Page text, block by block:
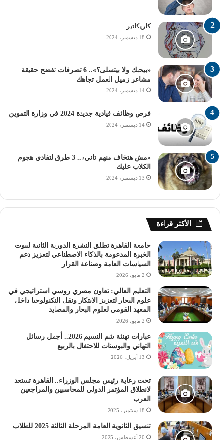
تنظيم الجداول الزمنية
صفوف النقل طلاب الثانوية العامة 2024
كليات المرحلة الثالثة
مجموعات الدعم المدرسي
موعد تسجيل الرغبات
كاريكاتير
18 ديسمبر، 2024
«بيحبك ولا بيتسلى؟».. 6 تصرفات تفضح حقيقة
مشاعر زميل العمل تجاهك
14 ديسمبر، 2024
فرص وظائف قيادية جديدة 2024 في وزارة التموين
14 ديسمبر، 2024
«مش هتخاف منهم تاني».. 3 طرق لتفادي هجوم
الكلاب عليك
13 ديسمبر، 2024
الأكثر قراءة
جامعة القاهرة تطلق النشرة الدورية الثانية لبيوت
الخبرة المدعومة بالذكاء الاصطناعي لتعزيز دعم
السياسات العامة وصناعة القرار
2 مايو، 2026
التعليم العالي: تعاون مصري روسي استراتيجي في
علوم البحار لتعزيز الابتكار ونقل التكنولوجيا داخل
المعهد القومي لعلوم البحار والمصايد
2 مايو، 2026
عبارات تهنئة شم النسيم 2026.. أجمل رسائل
التهاني والبوستات للاحتفال بالربيع
13 أبريل، 2026
تحت رعاية رئيس مجلس الوزراء.. القاهرة تستعد
لانطلاق المؤتمر الدولي للمحاسبين والمراجعين
العرب
18 سبتمبر، 2025
تنسيق الثانوية العامة المرحلة الثالثة 2025 للطلاب
20 أغسطس، 2025